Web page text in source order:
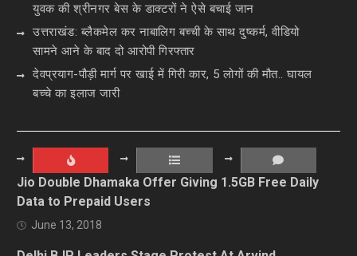
युवक की श्रीनगर बेस के डाक्टरों ने ऐसे बचाई जान
उत्तराखंड: ब्लैकमेल कर नाबालिग बच्ची के साथ दुष्कर्म, वीडियो
सामने आने के बाद दो आरोपी गिरफ्तार
देवप्रयाग-पौड़ी मार्ग पर खाई में गिरी कार, 5 लोगों की मौत.. घायल
बच्चे का इलाज जारी
Jio Double Dhamaka Offer Giving 1.5GB Free Daily
Data to Prepaid Users
June 13, 2018